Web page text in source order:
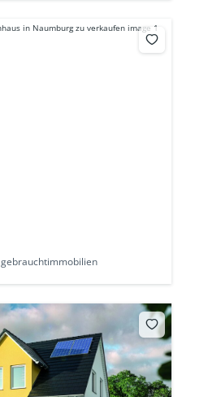
gebrauchtimmobilien